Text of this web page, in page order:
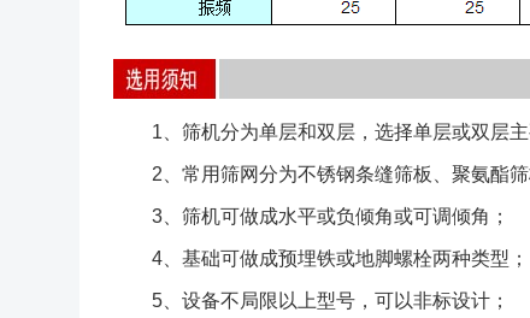
1、筛机分为单层和双层，选择单层或双层主
2、常用筛网分为不锈钢条缝筛板、聚氨酯筛
3、筛机可做成水平或负倾角或可调倾角；
4、基础可做成预埋铁或地脚螺栓两种类型；
5、设备不局限以上型号，可以非标设计；